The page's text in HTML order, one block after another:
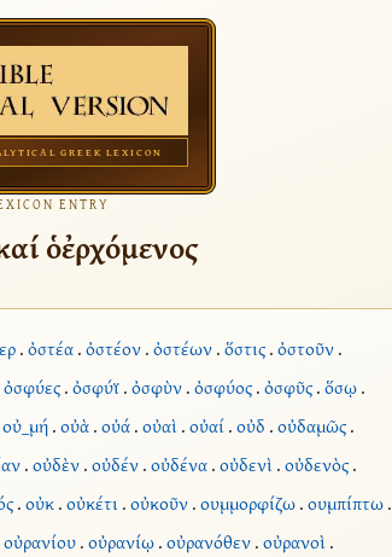
GREEK LEXICON
ENTRY
ὁἐρχόμενος
.ὀστέα.ὀστέον.ὀστέων.ὅστις.ὀστοῦν.
ὀσφύες.ὀσφύϊ.ὀσφὺν.ὀσφύος.ὀσφῦς.ὅσῳ.
οὐ_μή.οὐὰ.οὐά.οὐαὶ.οὐαί.οὐδ .οὐδαμῶς.
.οὐδὲν.οὐδέν.οὐδένα.οὐδενὶ.οὐδενὸς.
.οὐκ.οὐκέτι.οὐκοῦν.ουμμορφίζω.ουμπίπτω.
οὐρανίου.οὐρανίῳ.οὐρανόθεν.οὐρανοὶ.